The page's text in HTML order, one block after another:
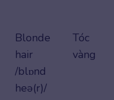
Blonde
hair
/blɒnd
heə(r)/
Tóc
vàng